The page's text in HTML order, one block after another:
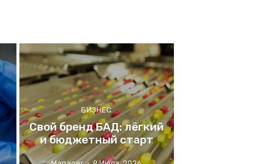
БИЗНЕС
Свой бренд БАД: лёгкий
и бюджетный старт